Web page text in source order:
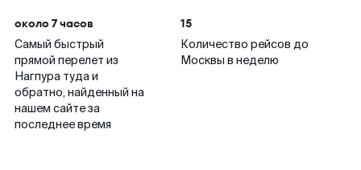
около 7 часов
Самый быстрый
прямой перелет из
Нагпура туда и
обратно, найденный на
нашем сайте за
последнее время
15
Количество рейсов до
Москвы в неделю